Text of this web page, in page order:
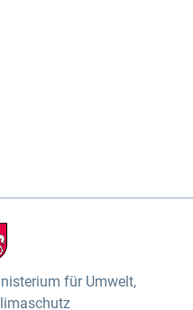
für Umwelt,